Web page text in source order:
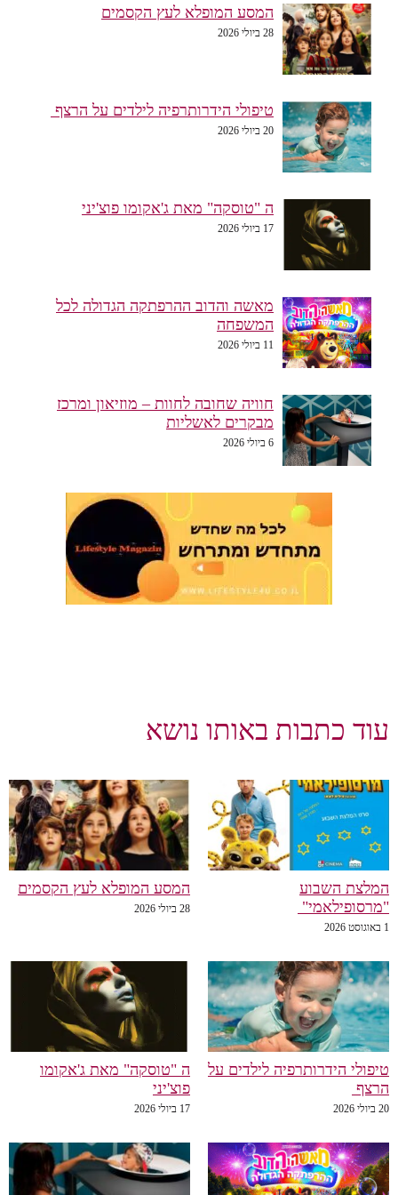
המסע המופלא לעץ הקסמים
28 ביולי 2026
טיפולי הידרותרפיה לילדים על הרצף
20 ביולי 2026
ה "טוסקה" מאת ג'אקומו פוצ'יני
מאשה והדוב ההרפתקה הגדולה לכל
המשפחה
11 ביולי 2026
חוויה שחובה לחוות – מוזיאון ומרכז
מבקרים לאשליות
6 ביולי 2026
כתבות באותו נושא
השבוע
המסע המופלא לעץ הקסמים
הידרותרפיה לילדים על
ה "טוסקה" מאת ג'אקומו
פוצ'יני